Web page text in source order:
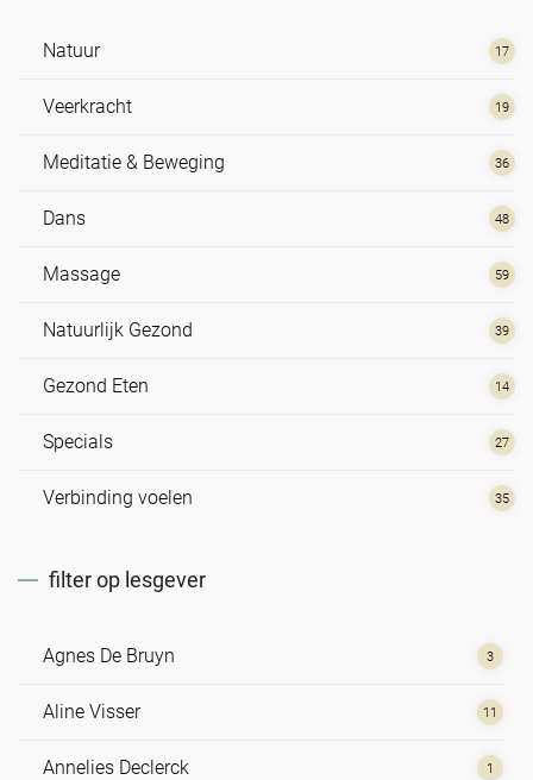
Natuur 17
Veerkracht 19
Meditatie & Beweging 36
Dans 48
Massage 59
Natuurlijk Gezond 39
Gezond Eten 14
Specials 27
Verbinding voelen 35
filter op lesgever
Agnes De Bruyn 3
Aline Visser 11
Annelies Declerck 1